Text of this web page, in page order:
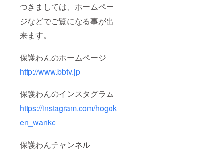
つきましては、ホームペー
ジなどでご覧になる事が出
来ます。
保護わんのホームページ
http://www.bbtv.jp
保護わんのインスタグラム
https://instagram.com/hogok
en_wanko
保護わんチャンネル